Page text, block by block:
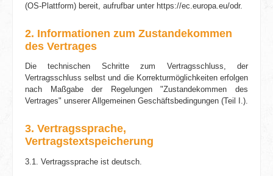
(OS-Plattform) bereit, aufrufbar unter https://ec.europa.eu/odr.
2. Informationen zum Zustandekommen
des Vertrages
Die technischen Schritte zum Vertrags­schluss, der
Vertragsschluss selbst und die Korrekturmöglichkeiten erfolgen
nach Maßgabe der Regelungen "Zustande­kommen des
Vertrages" unserer Allgemeinen Geschäftsbedingungen (Teil I.).
3. Vertragssprache,
Vertragstextspeicherung
3.1. Vertragssprache ist deutsch.